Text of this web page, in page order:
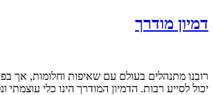
דמיון מודרך
רובנו מתנהלים בעולם עם שאיפות וחלומות, אך
יכול לסייע רבות. הדמיון המודרך הינו כלי